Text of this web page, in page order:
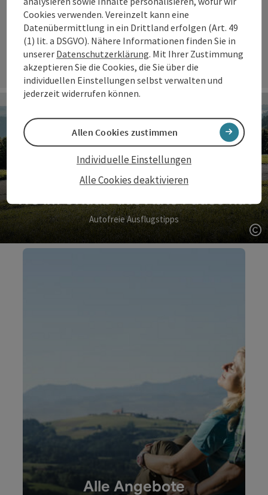
selbst.
Wo im Urlaub das Auto Pause hat
Autofreie Ausflugstipps
Alle Angebote
Cookies verwenden. Vereinzelt kann eine
Datenübermittlung in ein Drittland erfolgen (Art. 49
(1) lit. a DSGVO). Nähere Informationen finden Sie in
unserer Datenschutzerklärung. Mit Ihrer Zustimmung
akzeptieren Sie die Cookies, die Sie über die
individuellen Einstellungen selbst verwalten und
jederzeit widerrufen können.
Alle Cookies deaktivieren
Individuelle Einstellungen
Allen Cookies zustimmen